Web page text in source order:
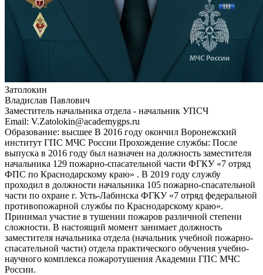
Затолокин
Владислав Павлович
Заместитель начальника отдела - начальник УПСЧ
Email: V.Zatolokin@academygps.ru
Образование: высшее В 2016 году окончил Воронежский
институт ГПС МЧС России Прохождение службы: После
выпуска в 2016 году был назначен на должность заместителя
начальника 129 пожарно-спасательной части ФГКУ «7 отряд
ФПС по Краснодарскому краю» . В 2019 году службу
проходил в должности начальника 105 пожарно-спасательной
части по охране г. Усть-Лабинска ФГКУ «7 отряд федеральной
противопожарной службы по Краснодарскому краю».
Принимал участие в тушении пожаров различной степени
сложности. В настоящий момент занимает должность
заместителя начальника отдела (начальник учебной пожарно-
спасательной части) отдела практического обучения учебно-
научного комплекса пожаротушения Академии ГПС МЧС
России.